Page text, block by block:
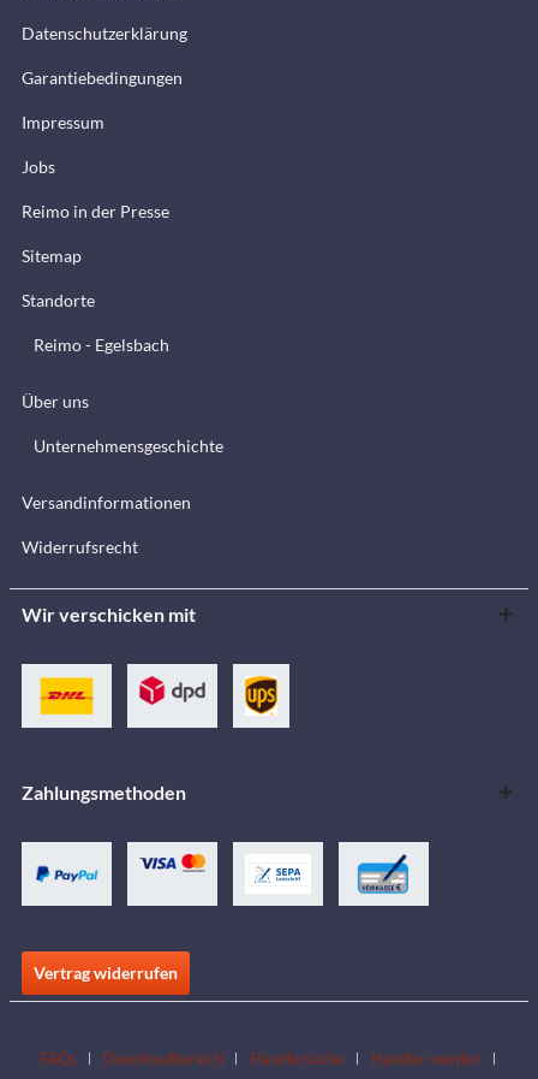
Datenschutzerklärung
Garantiebedingungen
Impressum
Jobs
Reimo in der Presse
Sitemap
Standorte
Reimo - Egelsbach
Über uns
Unternehmensgeschichte
Versandinformationen
Widerrufsrecht
Wir verschicken mit
Zahlungsmethoden
Vertrag widerrufen
FAQs Downloadbereich Händlersuche Händler werden